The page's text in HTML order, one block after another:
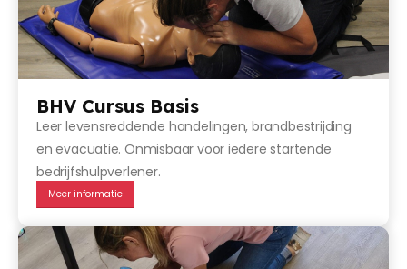
BHV Cursus Basis
Leer levensreddende handelingen, brandbestrijding
en evacuatie. Onmisbaar voor iedere startende
bedrijfshulpverlener.
Meer informatie